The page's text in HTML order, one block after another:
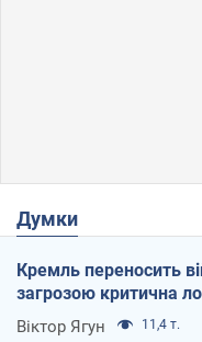
Думки
Кремль переносить
загрозою критична
Віктор Ягун 11,4 т.